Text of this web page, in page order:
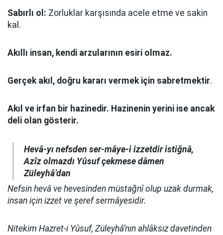
Sabırlı ol: Zorluklar karşısında acele etme ve sakin
kal.
Akıllı insan, kendi arzularının esiri olmaz.
Gerçek akıl, doğru kararı vermek için sabretmektir.
Akıl ve irfan bir hazinedir. Hazinenin yerini ise ancak
deli olan gösterir.
Hevâ-yı nefsden ser-mâye-i izzetdir istiğnâ,
Azîz olmazdı Yûsuf çekmese dâmen
Züleyhâ’dan
Nefsin hevâ ve hevesinden müstağnî olup uzak durmak,
insan için izzet ve şeref sermâyesidir.
Nitekim Hazret-i Yûsuf, Züleyhâ’nın ahlâksız davetinden